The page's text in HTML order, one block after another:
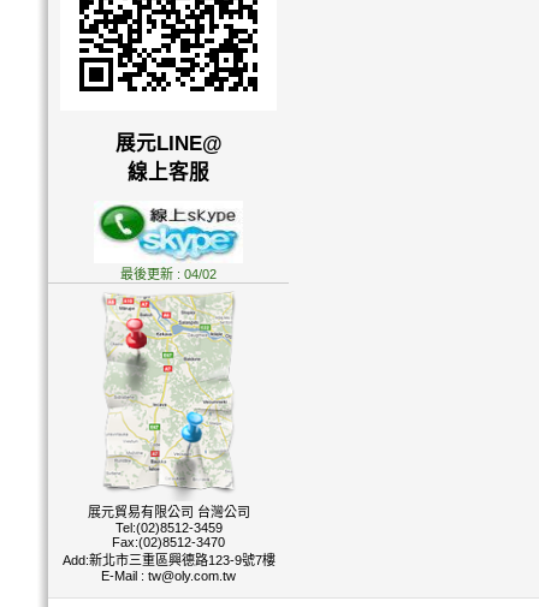
展元LINE@
線上客服
最後更新 : 04/02
展元貿易有限公司 台灣公司
Tel:(02)8512-3459
Fax:(02)8512-3470
Add:新北市三重區興德路123-9號7樓
E-Mail : tw@oly.com.tw